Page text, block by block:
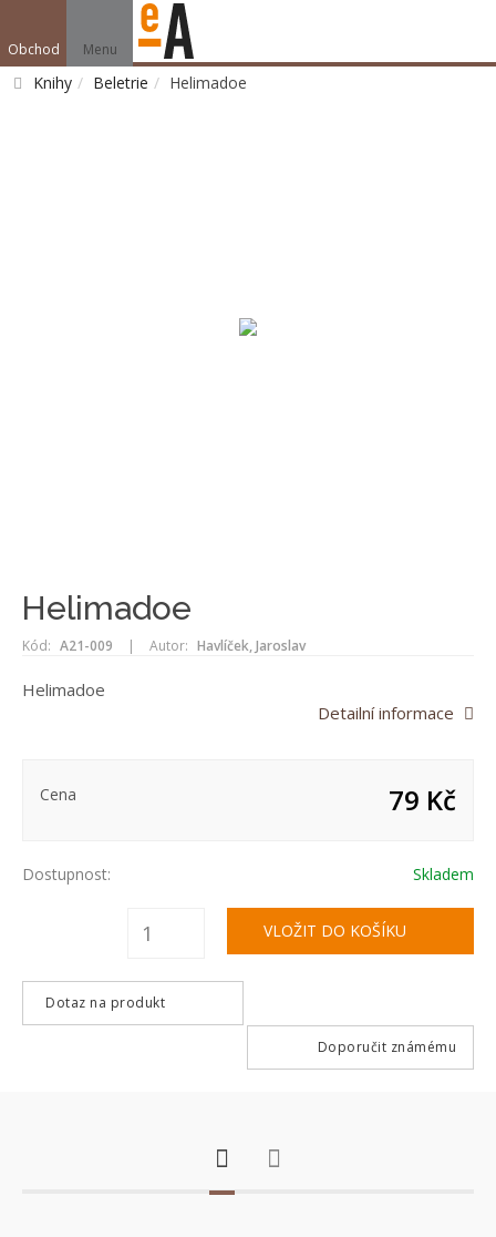
Obchod Menu
Knihy Beletrie Helimadoe
Helimadoe
Kód: A21-009 | Autor: Havlíček, Jaroslav
Helimadoe
Detailní informace
Cena 79 Kč
Dostupnost: Skladem
Dotaz na produkt
Doporučit známému